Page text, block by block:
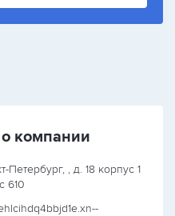
компании
Петербург, , д. 18 корпус 1
610